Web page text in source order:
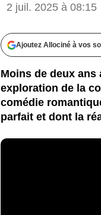
2 juil. 2025 à 08:15
Ajoutez Allociné à vos
Moins de deux
exploration de la
comédie
parfait et dont la